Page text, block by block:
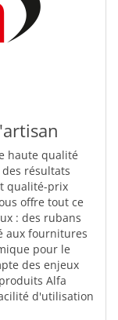
haute qualité
résultats
qualité-prix
offre tout ce
: des rubans
aux fournitures
pour le
des enjeux
Alfa
d'utilisation